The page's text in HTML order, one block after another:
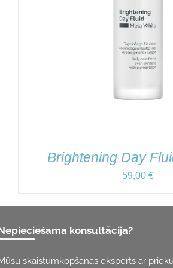
Brightening Day
59,00€
konsultācija?
skaistumkopšanas eksperts ar prieku